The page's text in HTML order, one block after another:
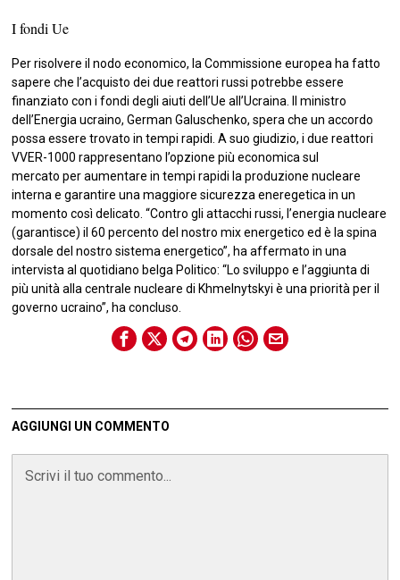
I fondi Ue
Per risolvere il nodo economico, la Commissione europea ha fatto
sapere che l’acquisto dei due reattori russi potrebbe essere
finanziato con i fondi degli aiuti dell’Ue all’Ucraina. Il ministro
dell’Energia ucraino, German Galuschenko, spera che un accordo
possa essere trovato in tempi rapidi. A suo giudizio, i due reattori
VVER-1000 rappresentano l’opzione più economica sul
mercato per aumentare in tempi rapidi la produzione nucleare
interna e garantire una maggiore sicurezza eneregetica in un
momento così delicato. “Contro gli attacchi russi, l’energia nucleare
(garantisce) il 60 percento del nostro mix energetico ed è la spina
dorsale del nostro sistema energetico”, ha affermato in una
intervista al quotidiano belga Politico: “Lo sviluppo e l’aggiunta di
più unità alla centrale nucleare di Khmelnytskyi è una priorità per il
governo ucraino”, ha concluso.
AGGIUNGI UN COMMENTO